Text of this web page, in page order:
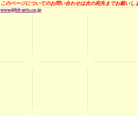
このページについてのお問い合わせは次の宛先までお願い
www@hb-arts.co.jp